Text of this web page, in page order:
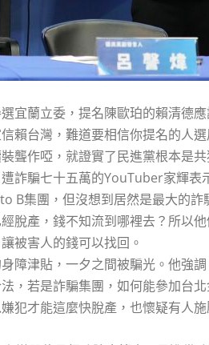
宜蘭立委，提名陳歐珀的賴清德
賴台灣，難道要相信你提名的人
聾作啞，就證實了民進黨根本是共
詐騙七十五萬的YouTuber家輝表
B集團，但沒想到居然是最大的
脫產，錢不知流到哪裡去？所以
被害人的錢可以找回。
障津貼，一夕之間被騙光。他強
，若是詐騙集團，如何能參加台
犯才能這麼快脫產，也懷疑有人